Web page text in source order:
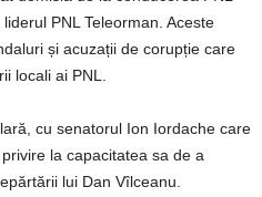
PNL Teleorman. Aceste
și acuzații de corupție care
locali ai PNL.
cu senatorul Ion Iordache care
la capacitatea sa de a
lui Dan Vîlceanu.